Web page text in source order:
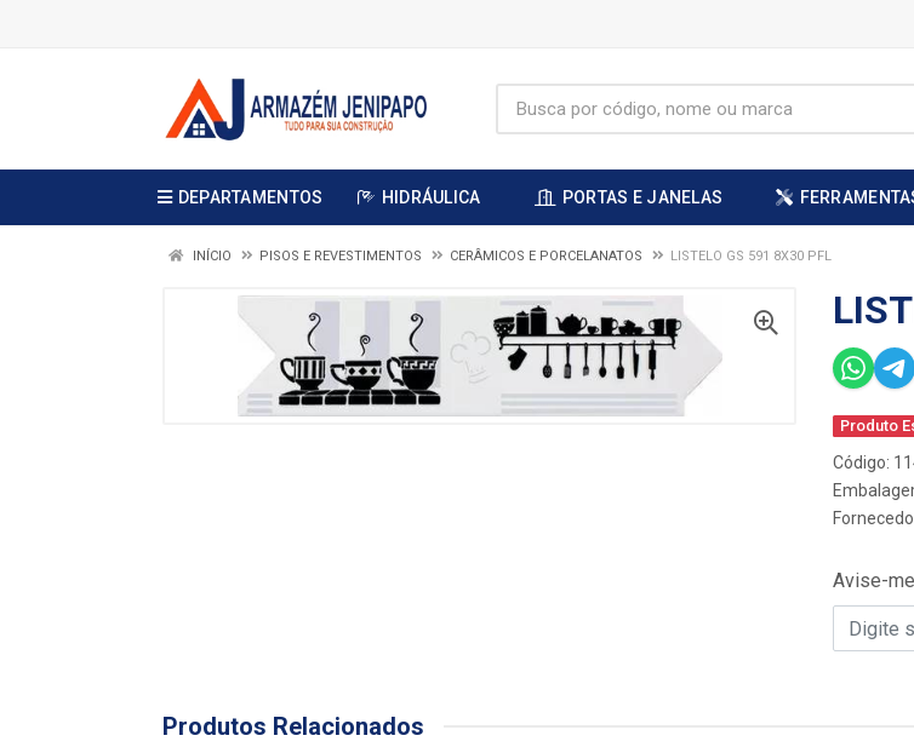
DEPARTAMENTOS HIDRÁULICA PORTAS E JANELAS
INÍCIO PISOS E REVESTIMENTOS CERÂMICOS E PORCELANATOS LISTELO GS 591 8X30 PFL
Produto
Código:
Avise-
Produtos Relacionados